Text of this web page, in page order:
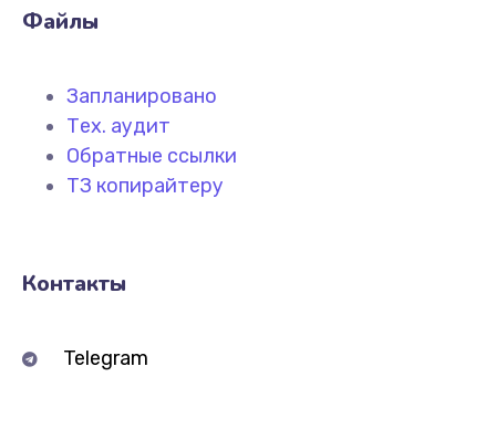
Файлы
Запланировано
Тех. аудит
Обратные ссылки
ТЗ копирайтеру
Контакты
Telegram